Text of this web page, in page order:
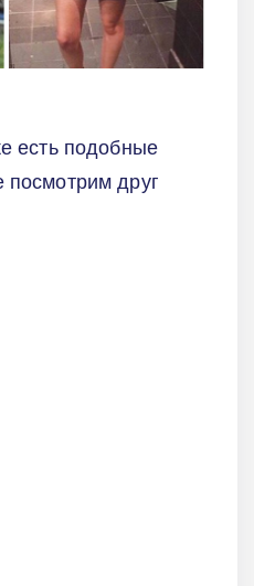
есть подобные
посмотрим друг